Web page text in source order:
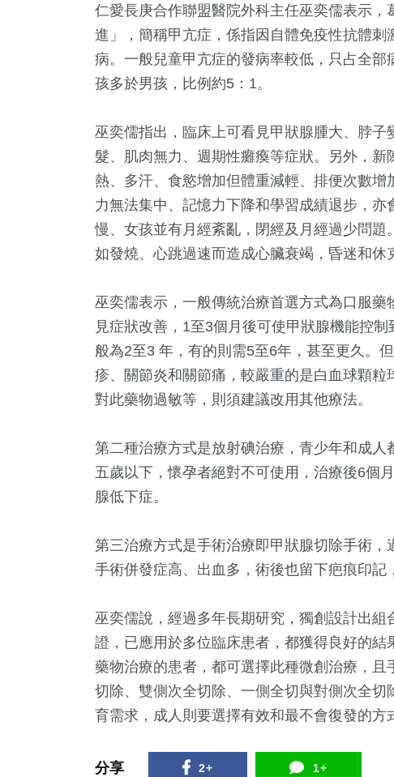
仁愛長庚合作聯盟醫院外科主任巫奕儒表示，
進」，簡稱甲亢症，係指因自體免疫性抗體
病。一般兒童甲亢症的發病率較低，只占全
孩多於男孩，比例約5：1。
巫奕儒指出，臨床上可看見甲狀腺腫大、脖
髮、肌肉無力、週期性癱瘓等症狀。另外，
熱、多汗、食慾增加但體重減輕、排便次數
力無法集中、記憶力下降和學習成績退步，
慢、女孩並有月經紊亂，閉經及月經過少問題
如發燒、心跳過速而造成心臟衰竭，昏迷和休
巫奕儒表示，一般傳統治療首選方式為口服
見症狀改善，1至3個月後可使甲狀腺機能控
般為2至3 年，有的則需5至6年，甚至更久。
疹、關節炎和關節痛，較嚴重的是白血球顆
對此藥物過敏等，則須建議改用其他療法。
第二種治療方式是放射碘治療，青少年和成
五歲以下，懷孕者絕對不可使用，治療後6個
腺低下症。
第三治療方式是手術治療即甲狀腺切除手術
手術併發症高、出血多，術後也留下疤痕印記
巫奕儒說，經過多年長期研究，獨創設計出
證，已應用於多位臨床患者，都獲得良好的
藥物治療的患者，都可選擇此種微創治療，
切除、雙側次全切除、一側全切與對側次全
育需求，成人則要選擇有效和最不會復發的方
分享 2+ 1+
+
影視
128+
藝文
616+
社會
0+
兩岸藝苑天地
10+
司法放大鏡
5 +